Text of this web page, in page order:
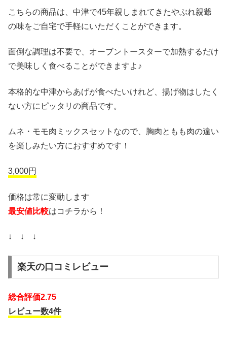
こちらの商品は、中津で45年親しまれてきたやぶれ親爺
の味をご自宅で手軽にいただくことができます。
面倒な調理は不要で、オーブントースターで加熱するだけ
で美味しく食べることができますよ♪
本格的な中津からあげが食べたいけれど、揚げ物はしたく
ない方にピッタリの商品です。
ムネ・モモ肉ミックスセットなので、胸肉ともも肉の違い
を楽しみたい方におすすめです！
3,000円
価格は常に変動します
最安値比較はコチラから！
↓ ↓ ↓
楽天の口コミレビュー
総合評価2.75
レビュー数4件